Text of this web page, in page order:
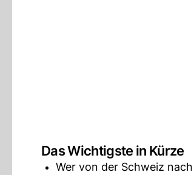
Das Wichtigste in Kürze
Wer von der Schweiz